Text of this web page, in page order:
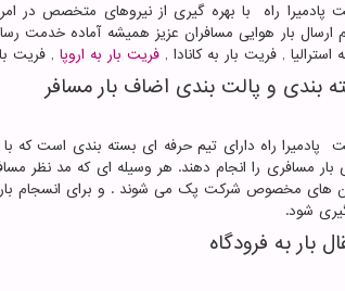
پادمیرا راه با بهره گیری از نیروهای متخصص در
ارسال بار هوایی مسافران عزیز همیشه آماده خدمت
استرالیا , فریت بار به کانادا , فریت بار به اروپا , فریت
بندی و پالت بندی اضاف بار مسافر
پادمیرا راه دارای تیم حرفه ای بسته بندی است که
بار مسافری را انجام دهند. هر وسیله ای که مد نظر
های مخصوص شرکت پک می شوند . و برای انسجام بار
شود.
بار به فرودگاه